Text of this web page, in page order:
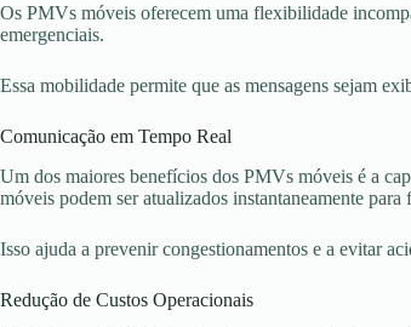
Os PMVs móveis oferecem uma flexibilidade
emergenciais.
Essa mobilidade permite que as mensagens sejam
Comunicação em Tempo Real
Um dos maiores benefícios dos PMVs móveis é a
móveis podem ser atualizados instantaneamente
Isso ajuda a prevenir congestionamentos e a evitar
Redução de Custos Operacionais